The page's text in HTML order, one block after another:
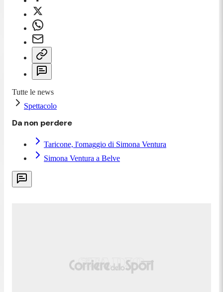
Tutte le news
Spettacolo
Da non perdere
Taricone, l'omaggio di Simona Ventura
Simona Ventura a Belve